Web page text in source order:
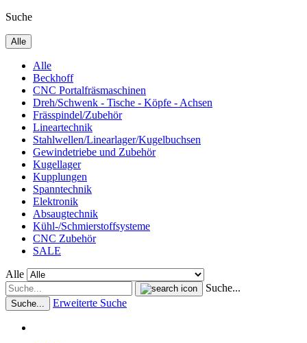
Suche
Alle
Alle
Beckhoff
CNC Portalfräsmaschinen
Dreh/Schwenk - Tische - Köpfe - Achsen
Frässpindel/Zubehör
Lineartechnik
Stahlwellen/Linearlager/Kugelbuchsen
Gewindetriebe und Zubehör
Kugellager
Kupplungen
Spanntechnik
Elektronik
Absaugtechnik
Kühl-/Schmierstoffsysteme
CNC Zubehör
SALE
Alle
Suche...
Suche... Erweiterte Suche